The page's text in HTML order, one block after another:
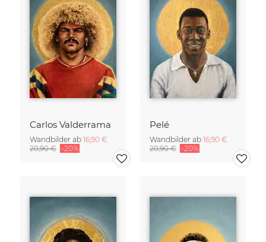
Carlos Valderrama
Wandbilder ab 16,90 €
20,90 € -20%
Pelé
Wandbilder ab 16,90 €
20,90 € -20%